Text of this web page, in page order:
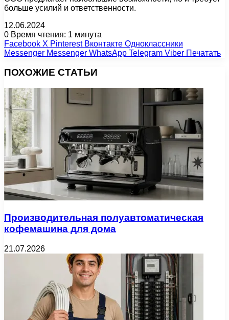
больше усилий и ответственности.
12.06.2024
0 Время чтения: 1 минута
Facebook X Pinterest Вконтакте Одноклассники
Messenger Messenger WhatsApp Telegram Viber Печатать
ПОХОЖИЕ СТАТЬИ
Производительная полуавтоматическая
кофемашина для дома
21.07.2026